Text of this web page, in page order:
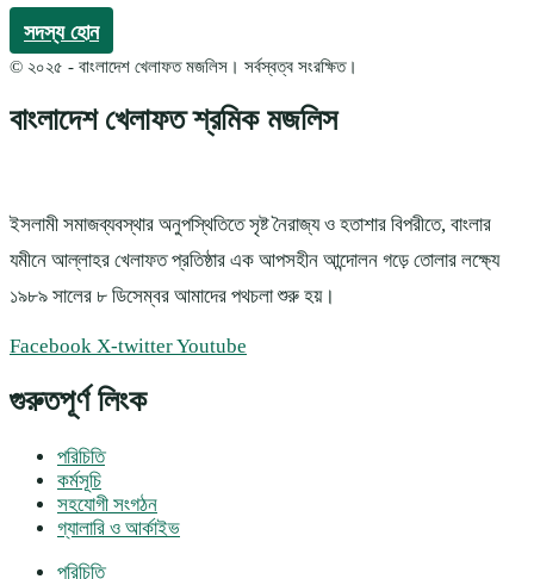
সদস্য হোন
© ২০২৫ - বাংলাদেশ খেলাফত মজলিস। সর্বস্বত্ব সংরক্ষিত।
বাংলাদেশ খেলাফত শ্রমিক মজলিস
ইসলামী সমাজব্যবস্থার অনুপস্থিতিতে সৃষ্ট নৈরাজ্য ও হতাশার বিপরীতে, বাংলার
যমীনে আল্লাহর খেলাফত প্রতিষ্ঠার এক আপসহীন আন্দোলন গড়ে তোলার লক্ষ্যে
১৯৮৯ সালের ৮ ডিসেম্বর আমাদের পথচলা শুরু হয়।
Facebook X-twitterYoutube
গুরুতপূর্ণ লিংক
পরিচিতি
কর্মসূচি
সহযোগী সংগঠন
গ্যালারি ও আর্কাইভ
পরিচিতি